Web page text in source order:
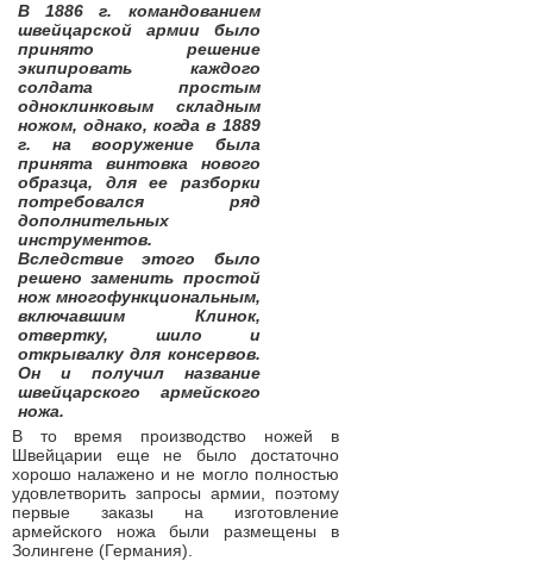
В 1886 г. командованием
швейцарской армии было
принято решение
экипировать каждого
солдата простым
одноклинковым складным
ножом, однако, когда в 1889
г. на вооружение была
принята винтовка нового
образца, для ее разборки
потребовался ряд
дополнительных
инструментов.
Вследствие этого было
решено заменить простой
нож многофункциональным,
включавшим Клинок,
отвертку, шило и
открывалку для консервов.
Он и получил название
швейцарского армейского
ножа.
В то время производство ножей в
Швейцарии еще не было достаточно
хорошо налажено и не могло полностью
удовлетворить запросы армии, поэтому
первые заказы на изготовление
армейского ножа были размещены в
Золингене (Германия).